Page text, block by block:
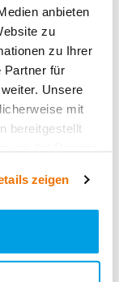
anbieten
zu
zu Ihrer
Partner für
Unsere
mit
bereitgestellt
zeigen